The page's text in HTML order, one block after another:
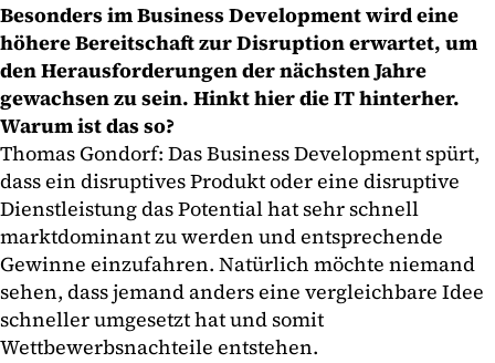
Besonders im Business Development wird eine
höhere Bereitschaft zur Disruption erwartet, um
den Herausforderungen der nächsten Jahre
gewachsen zu sein. Hinkt hier die IT hinterher.
Warum ist das so?
Thomas Gondorf: Das Business Development spürt,
dass ein disruptives Produkt oder eine disruptive
Dienstleistung das Potential hat sehr schnell
marktdominant zu werden und entsprechende
Gewinne einzufahren. Natürlich möchte niemand
sehen, dass jemand anders eine vergleichbare Idee
schneller umgesetzt hat und somit
Wettbewerbsnachteile entstehen.